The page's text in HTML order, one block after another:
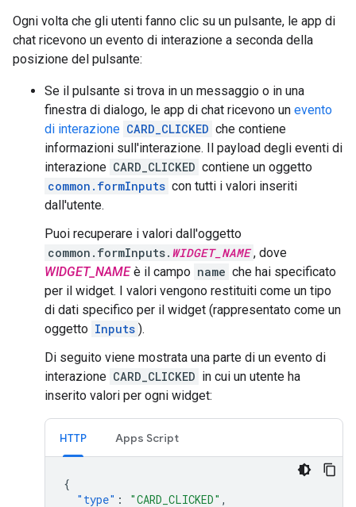
Ogni volta che gli utenti fanno clic su un pulsante, le app di
chat ricevono un evento di interazione a seconda della
posizione del pulsante:
Se il pulsante si trova in un messaggio o in una
finestra di dialogo, le app di chat ricevono un evento
di interazione CARD_CLICKED che contiene
informazioni sull'interazione. Il payload degli eventi di
interazione CARD_CLICKED contiene un oggetto
common.formInputs con tutti i valori inseriti
dall'utente.
Puoi recuperare i valori dall'oggetto
common.formInputs. WIDGET_NAME , dove
WIDGET_NAMEè il campo name che hai specificato
per il widget. I valori vengono restituiti come un tipo
di dati specifico per il widget (rappresentato come un
oggetto Inputs ).
Di seguito viene mostrata una parte di un evento di
interazione CARD_CLICKED in cui un utente ha
inserito valori per ogni widget:
HTTP Apps Script
{
"type" : "CARD_CLICKED" ,